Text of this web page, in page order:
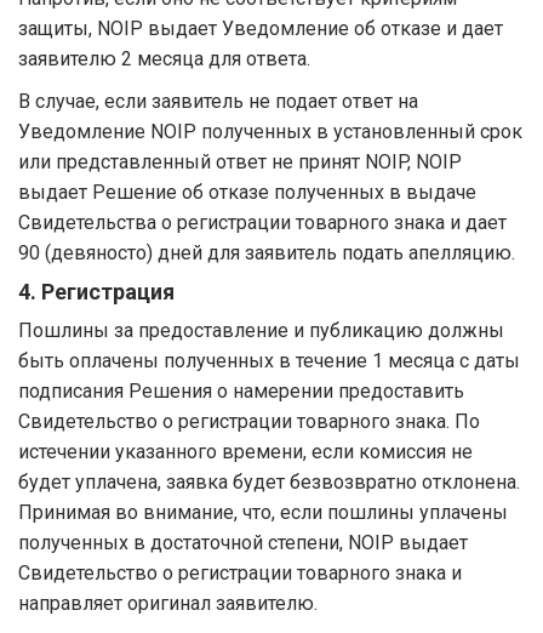
защиты, NOIP выдает Уведомление об отказе и дает
заявителю 2 месяца для ответа.
В случае, если заявитель не подает ответ на
Уведомление NOIP полученных в установленный срок
или представленный ответ не принят NOIP, NOIP
выдает Решение об отказе полученных в выдаче
Свидетельства о регистрации товарного знака и дает
90 (девяносто) дней для заявитель подать апелляцию.
4. Регистрация
Пошлины за предоставление и публикацию должны
быть оплачены полученных в течение 1 месяца с даты
подписания Решения о намерении предоставить
Свидетельство о регистрации товарного знака. По
истечении указанного времени, если комиссия не
будет уплачена, заявка будет безвозвратно отклонена.
Принимая во внимание, что, если пошлины уплачены
полученных в достаточной степени, NOIP выдает
Свидетельство о регистрации товарного знака и
направляет оригинал заявителю.